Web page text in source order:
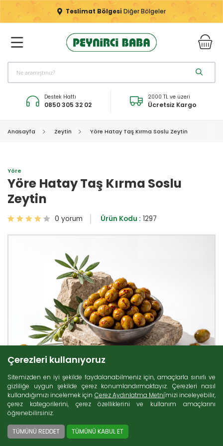
Teslimat Bölgesi Diğer Bölgeler
Destek Hattı
0850 305 32 02
2000 TL ve üzeri
Ücretsiz Kargo
Anasayfa Zeytin Yöre Hatay Taş Kırma Soslu Zeytin
Yöre
Yöre Hatay Taş Kırma Soslu
Zeytin
0 yorum Ürün Kodu : 1297
Çerezleri kullanıyoruz
Sitemizden en iyi şekilde faydalanabilmeniz için, amaçlarla sınırlı ve
gizliliğe uygun şekilde çerez konumlandırmaktayız. Çerezleri nasıl
kullandığımızı incelemek için Çerez Aydınlatma Metni'mizi inceleyebilir,
çerez kategorilerini, çerez özelliklerini ve kullanım amaçlarını
öğrenebilirsiniz.
TÜMÜNÜ REDDET TÜMÜNÜ KABUL ET